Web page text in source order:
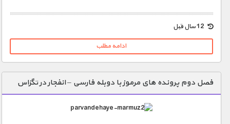
1900 تومان – خريد لينک دانلود (افزودن به سبد خريد)
ادامه مطلب
فصل دوم پرونده های مرموز با دوبله فارسی – انفجار در تگزاس